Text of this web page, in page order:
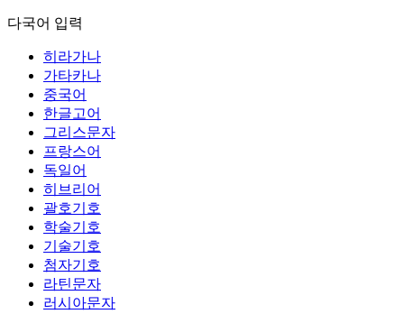
다국어 입력
히라가나
가타카나
중국어
한글고어
그리스문자
프랑스어
독일어
히브리어
괄호기호
학술기호
기술기호
첨자기호
라틴문자
러시아문자